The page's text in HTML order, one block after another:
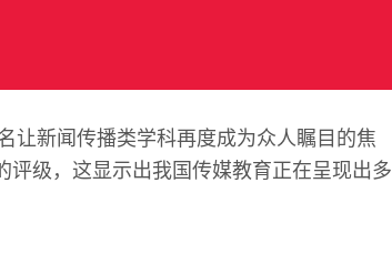
让新闻传播类学科再度成为众人瞩目的焦
级，这显示出我国传媒教育正在呈现出多